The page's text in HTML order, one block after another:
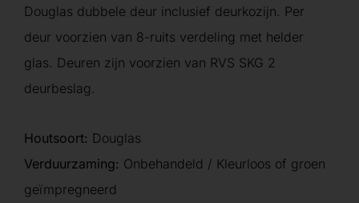
Douglas dubbele deur inclusief deurkozijn. Per
deur voorzien van 8-ruits verdeling met helder
glas. Deuren zijn voorzien van RVS SKG 2
deurbeslag.
Houtsoort: Douglas
Verduurzaming: Onbehandeld / Kleurloos of groen
geïmpregneerd